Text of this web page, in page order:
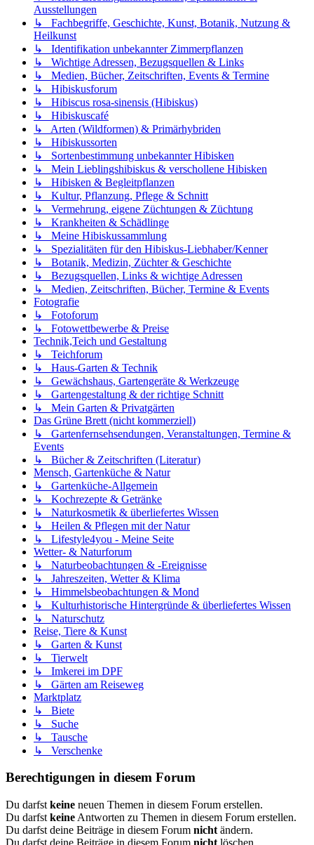
Ausstellungen
↳ Fachbegriffe, Geschichte, Kunst, Botanik, Nutzung &
Heilkunst
↳ Identifikation unbekannter Zimmerpflanzen
↳ Wichtige Adressen, Bezugsquellen & Links
↳ Medien, Bücher, Zeitschriften, Events & Termine
↳ Hibiskusforum
↳ Hibiscus rosa-sinensis (Hibiskus)
↳ Hibiskuscafé
↳ Arten (Wildformen) & Primärhybriden
↳ Hibiskussorten
↳ Sortenbestimmung unbekannter Hibisken
↳ Mein Lieblingshibiskus & verschollene Hibisken
↳ Hibisken & Begleitpflanzen
↳ Kultur, Pflanzung, Pflege & Schnitt
↳ Vermehrung, eigene Züchtungen & Züchtung
↳ Krankheiten & Schädlinge
↳ Meine Hibiskussammlung
↳ Spezialitäten für den Hibiskus-Liebhaber/Kenner
↳ Botanik, Medizin, Züchter & Geschichte
↳ Bezugsquellen, Links & wichtige Adressen
↳ Medien, Zeitschriften, Bücher, Termine & Events
Fotografie
↳ Fotoforum
↳ Fotowettbewerbe & Preise
Technik,Teich und Gestaltung
↳ Teichforum
↳ Haus-Garten & Technik
↳ Gewächshaus, Gartengeräte & Werkzeuge
↳ Gartengestaltung & der richtige Schnitt
↳ Mein Garten & Privatgärten
Das Grüne Brett (nicht kommerziell)
↳ Gartenfernsehsendungen, Veranstaltungen, Termine &
Events
↳ Bücher & Zeitschriften (Literatur)
Mensch, Gartenküche & Natur
↳ Gartenküche-Allgemein
↳ Kochrezepte & Getränke
↳ Naturkosmetik & überliefertes Wissen
↳ Heilen & Pflegen mit der Natur
↳ Lifestyle4you - Meine Seite
Wetter- & Naturforum
↳ Naturbeobachtungen & -Ereignisse
↳ Jahreszeiten, Wetter & Klima
↳ Himmelsbeobachtungen & Mond
↳ Kulturhistorische Hintergründe & überliefertes Wissen
↳ Naturschutz
Reise, Tiere & Kunst
↳ Garten & Kunst
↳ Tierwelt
↳ Imkerei im DPF
↳ Gärten am Reiseweg
Marktplatz
↳ Biete
↳ Suche
↳ Tausche
↳ Verschenke
Berechtigungen in diesem Forum
Du darfst keine neuen Themen in diesem Forum erstellen.
Du darfst keine Antworten zu Themen in diesem Forum erstellen.
Du darfst deine Beiträge in diesem Forum nicht ändern.
Du darfst deine Beiträge in diesem Forum nicht löschen.